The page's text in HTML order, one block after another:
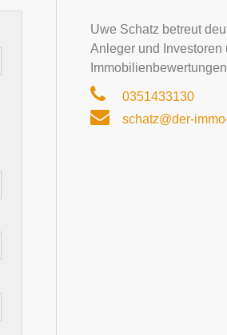
Uwe Schatz betreut
Anleger und Investoren
0351433130
schatz@der-